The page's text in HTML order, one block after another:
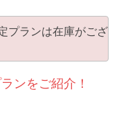
プランは在庫がござ
ンをご紹介！